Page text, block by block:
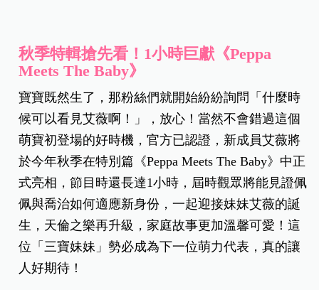
秋季特輯搶先看！1小時巨獻《Peppa
Meets The Baby》
寶寶既然生了，那粉絲們就開始紛紛詢問「什麼時
候可以看見艾薇啊！」，放心！當然不會錯過這個
萌寶初登場的好時機，官方已認證， 新成員艾薇將
於今年秋季在特別篇《Peppa Meets The Baby》中正
式亮相，節目時還長達1小時，屆時觀眾將能見證佩
佩與喬治如何適應新身份，一起迎接妹妹艾薇的誕
生，天倫之樂再升級，家庭故事更加溫馨可愛！這
位「三寶妹妹」勢必成為下一位萌力代表，真的讓
人好期待！